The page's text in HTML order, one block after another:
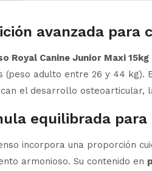
avanzada para
Royal Canine Junior Maxi 15kg
(peso adulto entre 26 y 44
el desarrollo osteoarticular,
equilibrada
incorpora una proporción
armonioso. Su contenido en